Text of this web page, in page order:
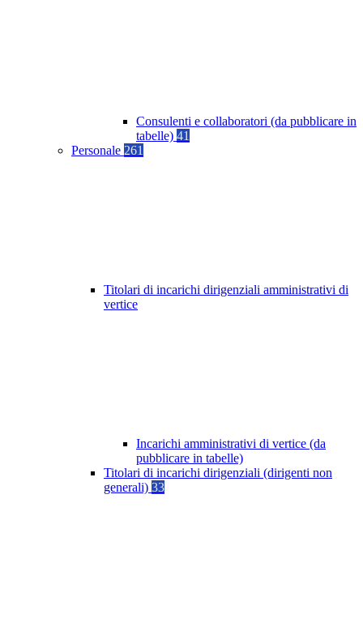
Consulenti e collaboratori (da pubblicare in
tabelle) 41
Personale 261
Titolari di incarichi dirigenziali amministrativi di
vertice
Incarichi amministrativi di vertice (da
pubblicare in tabelle)
Titolari di incarichi dirigenziali (dirigenti non
generali) 33